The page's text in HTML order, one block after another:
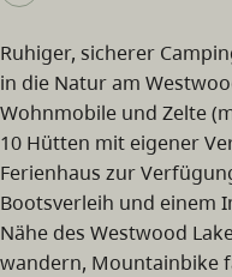
Ruhiger, sicherer
in die Natur am
Wohnmobile und Zelte
10 Hütten mit eigener
Ferienhaus zur
Bootsverleih und einem
Nähe des Westwood
wandern, Mountainbike